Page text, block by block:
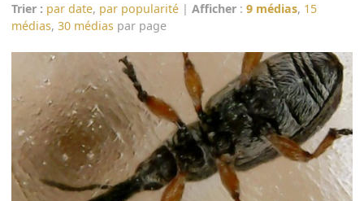
Trier : par date, par popularité |Afficher :9 médias, 15
médias,30 médias par page